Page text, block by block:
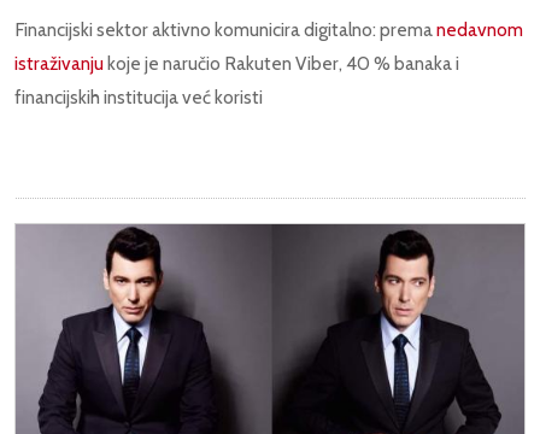
Financijski sektor aktivno komunicira digitalno: premanedavnom
istraživanju koje je naručio Rakuten Viber, 40 % banaka i
financijskih institucija već koristi